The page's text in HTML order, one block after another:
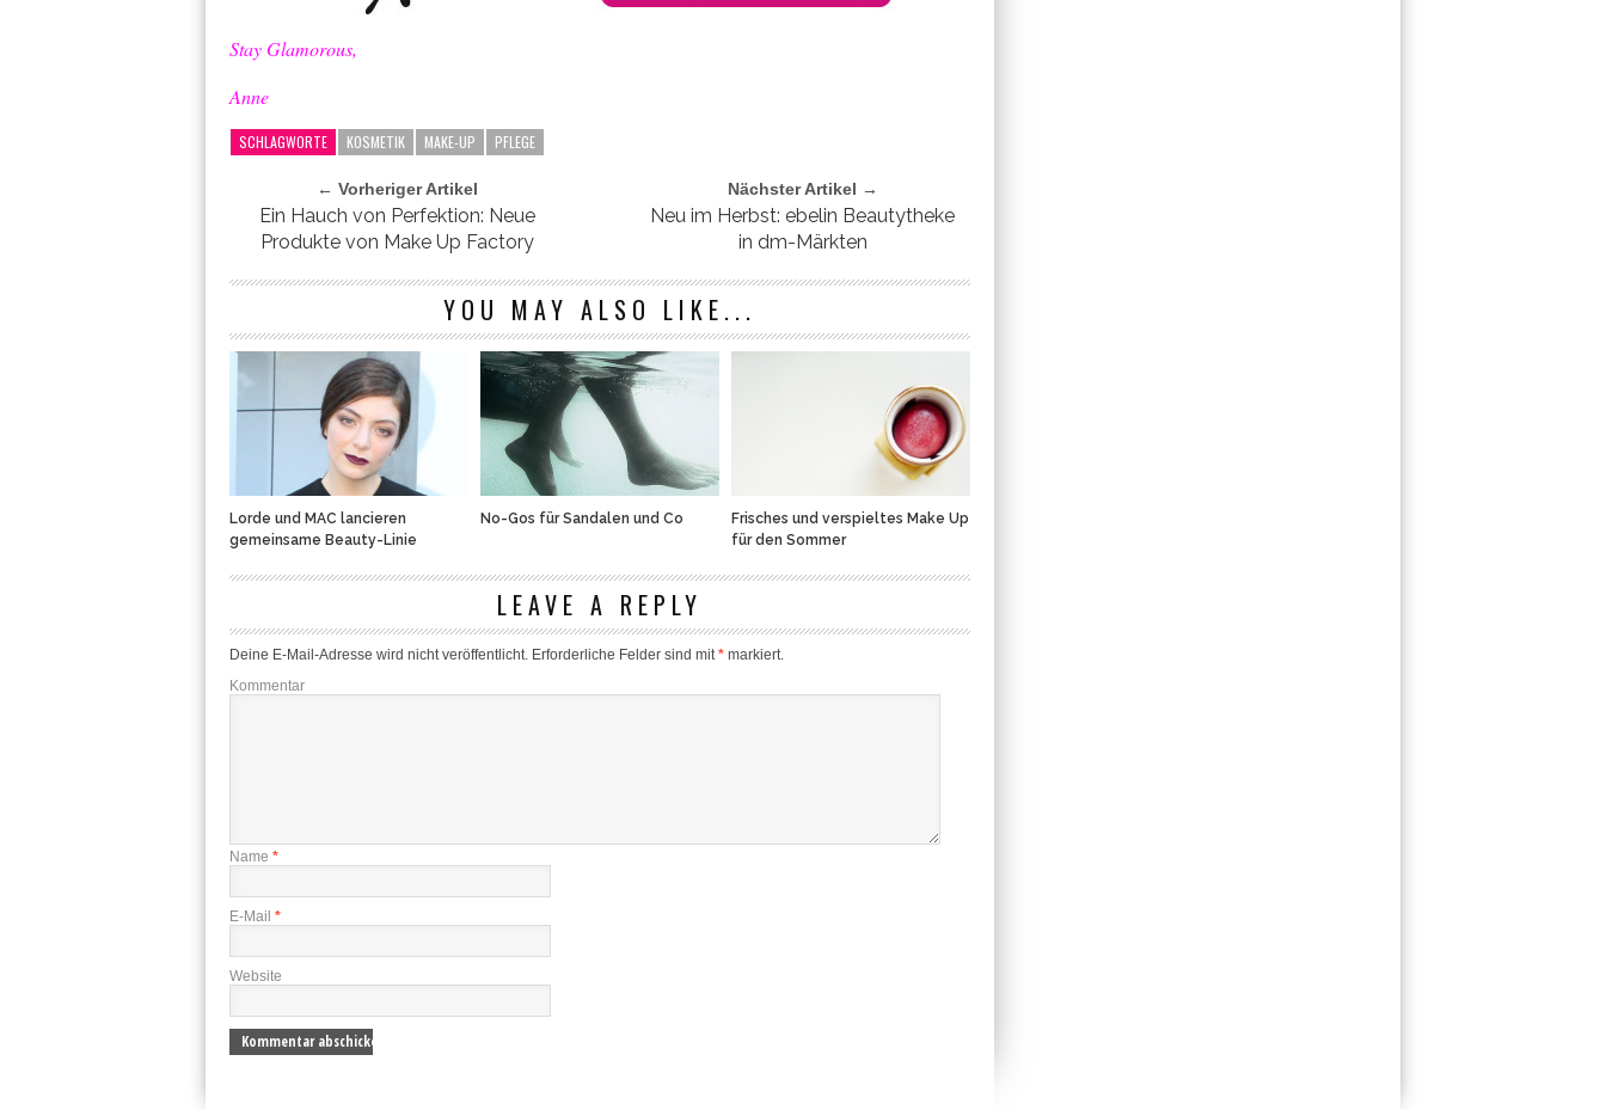
Stay Glamorous,
Anne
SCHLAGWORTE KOSMETIK MAKE-UP PFLEGE
← Vorheriger Artikel
Ein Hauch von Perfektion: Neue
Produkte von Make Up Factory
Nächster Artikel →
Neu im Herbst: ebelin Beautytheke
in dm-Märkten
YOU MAY ALSO LIKE...
Lorde und MAC lancieren
gemeinsame Beauty-Linie
No-Gos für Sandalen und Co
Frisches und verspieltes Make Up
für den Sommer
LEAVE A REPLY
Deine E-Mail-Adresse wird nicht veröffentlicht. Erforderliche Felder sind mit* markiert.
Kommentar
Name *
E-Mail *
Website